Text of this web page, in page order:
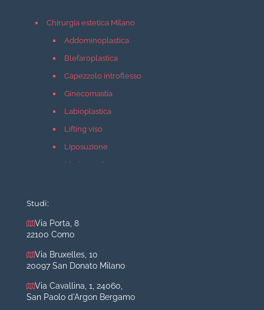
Chirurgia estetica Milano
Addominoplastica
Blefaroplastica
Capezzolo introflesso
Ginecomastia
Labioplastica
Lifting viso
Liposuzione
Mastopessi
Rinoplastica
Medicina estetica Milano
Acido ialuronico viso
Aumento labbra
Studi:
Via Porta, 8
22100 Como
Via Bruxelles, 10
20097 San Donato Milano
Via Cavallina, 1, 24060,
San Paolo d'Argon Bergamo